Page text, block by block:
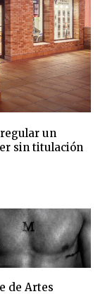
un
sin titulación
de Artes